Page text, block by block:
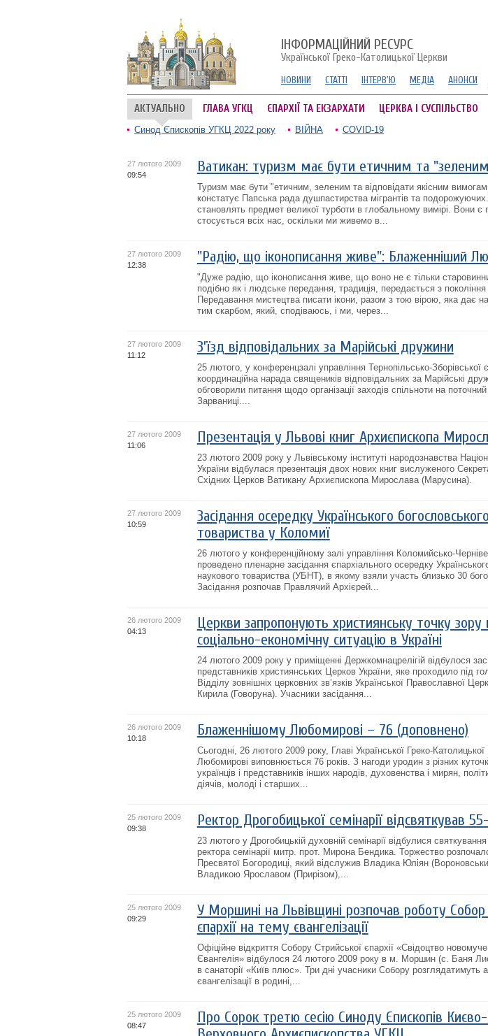
ІНФОРМАЦІЙНИЙ РЕСУРС
Української Греко-Католицької Церкви
НОВИНИ СТАТТІ ІНТЕРВ'Ю МЕДІА АНОНСИ
АКТУАЛЬНО ГЛАВА УГКЦ ЄПАРХІЇ ТА ЕКЗАРХАТИ ЦЕРКВА І СУСПІЛЬСТВО
Синод Єпископів УГКЦ 2022 року ВІЙНА COVID-19
27 лютого 2009
09:54
Ватикан: туризм має бути етичним та
Туризм має бути "етичним, зеленим та відповідати якісним вимогам
констатує Папська рада душпастирства мігрантів та
становлять предмет великої турботи в глобальному вимірі. Вони
стосується всіх нас, оскільки ми живемо в...
27 лютого 2009
12:38
"Радію, що іконописання живе": Блаженніший
"Дуже радію, що іконописання живе, що воно не є тільки
подібно як і людське передання, традиція, передається з покоління
Передавання мистецтва писати ікони, разом з тою вірою, яка дає
тим скарбом, який, сподіваюсь, і ми, через...
27 лютого 2009
11:12
З’їзд відповідальних за Марійські дружини
25 лютого, у конференцзалі управління Тернопільсько-Зборівської
координаційна нарада священиків відповідальних за Марійські
обговорили питання щодо організації заходів спільноти на
Зарваниці....
27 лютого 2009
11:06
Презентація у Львові книг Архиєпископа
23 лютого 2009 року у Львівському інституті народознавства
України відбулася презентація двох нових книг вислуженого
Східних Церков Ватикану Архиєпископа Мирослава (Марусина).
27 лютого 2009
10:59
Засідання осередку Українського
товариства у Коломиї
26 лютого у конференційному залі управління Коломийсько-
проведено пленарне засідання єпархіального осередку
наукового товариства (УБНТ), в якому взяли участь близько 30
Засідання розпочав Правлячий Архієрей...
26 лютого 2009
04:13
Церкви запропонують християнську точку зору
соціально-економічну ситуацію в Україні
24 лютого 2009 року у приміщенні Держкомнацрелігій відбулося
представників християнських Церков України, яке проходило під
Відділу зовнішніх церковних зв’язків Української Православної
Кирила (Говоруна). Учасники засідання...
26 лютого 2009
10:18
Блаженнішому Любомирові – 76 (доповнено)
Сьогодні, 26 лютого 2009 року, Главі Української Греко-
Любомирові виповнюється 76 років. З нагоди уродин з різних
українців і представників інших народів, духовенства і мирян,
діячів, молоді і старших...
25 лютого 2009
09:38
Ректор Дрогобицької семінарії відсвяткував
23 лютого у Дрогобицькій духовній семінарії відбулися
ректора семінарії митр. прот. Мирона Бендика. Торжество
Пресвятої Богородиці, який відслужив Владика Юліян
Владикою Ярославом (Прирізом),...
25 лютого 2009
09:29
У Моршині на Львівщині розпочав роботу Собор
єпархії на тему євангелізації
Офіційне відкриття Собору Стрийської єпархії «Свідоцтво
Євангелія» відбулося 24 лютого 2009 року в м. Моршин (с. Баня
в санаторії «Київ плюс». Три дні учасники Собору розглядатимуть
євангелізації в родині,...
25 лютого 2009
08:47
Про Сорок третю сесію Синоду Єпископів